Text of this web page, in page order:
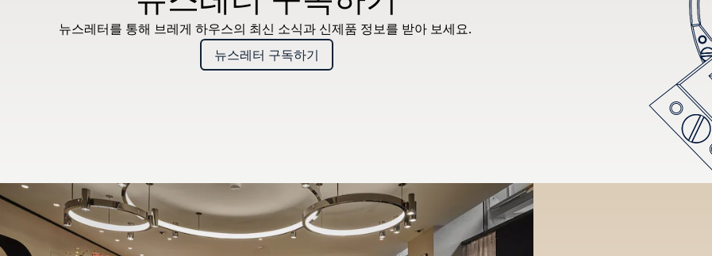
뉴스레터를 통해 브레게 하우스의 최신 소식과 신제품 정보를 받아 보세요.
뉴스레터 구독하기